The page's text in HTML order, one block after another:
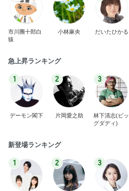
市川團十郎白
猿
小林麻央 だいたひかる
急上昇ランキング
1
デーモン閣下
2
片岡愛之助
3
林下清志(ビッ
グダディ)
新登場ランキング
1 2 3